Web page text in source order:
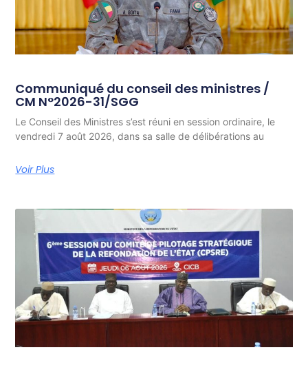
Communiqué du conseil des ministres /
CM N°2026-31/SGG
Le Conseil des Ministres s’est réuni en session ordinaire, le
vendredi 7 août 2026, dans sa salle de délibérations au
Voir Plus